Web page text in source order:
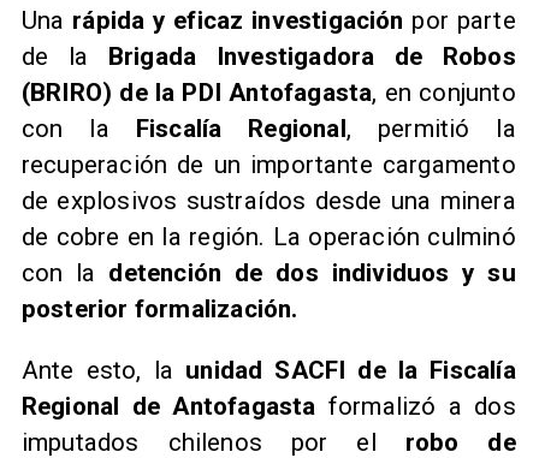
​Una rápida y eficaz investigación por parte
de la Brigada Investigadora de Robos
(BRIRO) de la PDI Antofagasta, en conjunto
con la Fiscalía Regional, permitió la
recuperación de un importante cargamento
de explosivos sustraídos desde una minera
de cobre en la región. La operación culminó
con la detención de dos individuos y su
posterior formalización.
Ante esto, la unidad SACFI de la Fiscalía
Regional de Antofagasta formalizó a dos
imputados chilenos por el robo de